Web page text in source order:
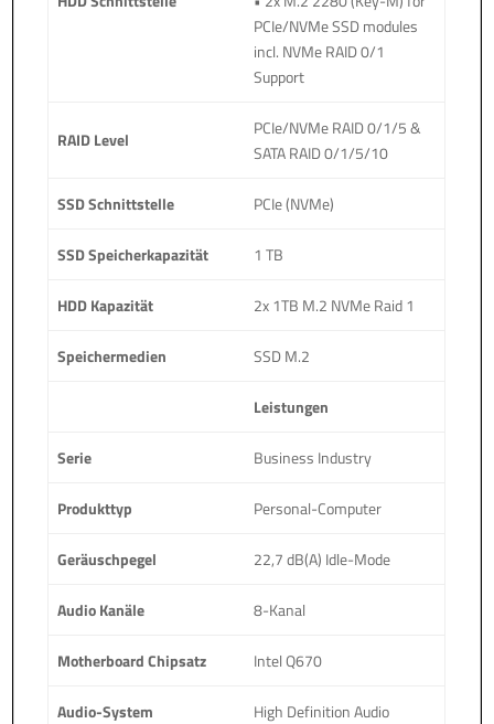
PCIe/NVMe SSD modules
incl. NVMe RAID 0/1
Support
RAID Level
PCIe/NVMe RAID 0/1/5 &
SATA RAID 0/1/5/10
SSD Schnittstelle PCIe (NVMe)
SSD Speicherkapazität 1 TB
HDD Kapazität 2x 1TB M.2 NVMe Raid 1
Speichermedien SSD M.2
Leistungen
Serie Business Industry
Produkttyp Personal-Computer
Geräuschpegel 22,7 dB(A) Idle-Mode
Audio Kanäle 8-Kanal
Motherboard Chipsatz Intel Q670
Audio-System High Definition Audio